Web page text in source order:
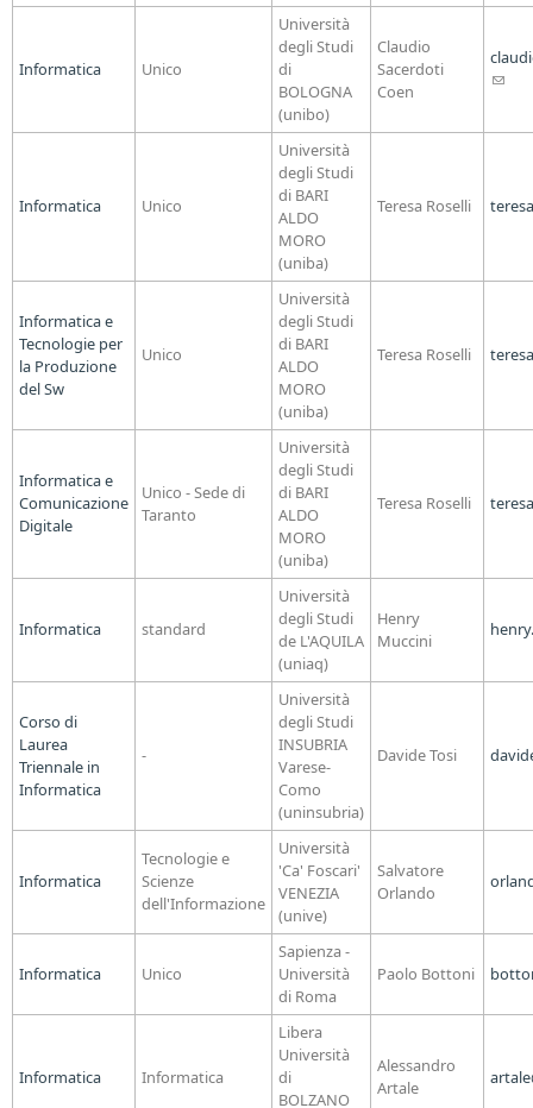
Informatica Unico
Università
degli Studi
di
BOLOGNA
(unibo)
Claudio
Sacerdoti
Coen
(link
Informatica Unico
Università
degli Studi
di BARI
ALDO
MORO
(uniba)
Teresa Roselli
Informatica e
Tecnologie per
la Produzione
del Sw
Unico
Università
degli Studi
di BARI
ALDO
MORO
(uniba)
Teresa Roselli
Informatica e
Comunicazione
Digitale
Unico - Sede di
Taranto
Università
degli Studi
di BARI
ALDO
MORO
(uniba)
Teresa Roselli
Informatica standard
Università
degli Studi
de L'AQUILA
(uniaq)
Henry
Muccini
Corso di
Laurea
Triennale in
Informatica
-
Università
degli Studi
INSUBRIA
Varese-
Como
(uninsubria)
Davide Tosi
Informatica
Tecnologie e
Scienze
dell'Informazione
Università
'Ca' Foscari'
VENEZIA
(unive)
Salvatore
Orlando
Informatica Unico
Sapienza -
Università
di Roma
Paolo Bottoni
Informatica Informatica
Libera
Università
di
BOLZANO
Alessandro
Artale